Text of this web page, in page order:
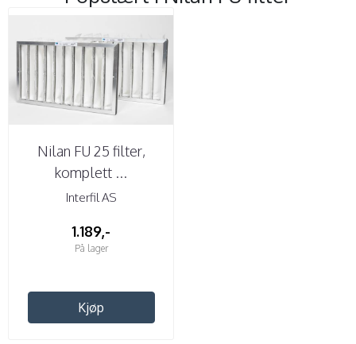
Nilan FU 25 filter,
komplett ...
Interfil AS
1.189,-
På lager
Kjøp